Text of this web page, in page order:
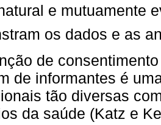
e
os dados e as
de
de informantes é
tão diversas
da saúde (Katz e